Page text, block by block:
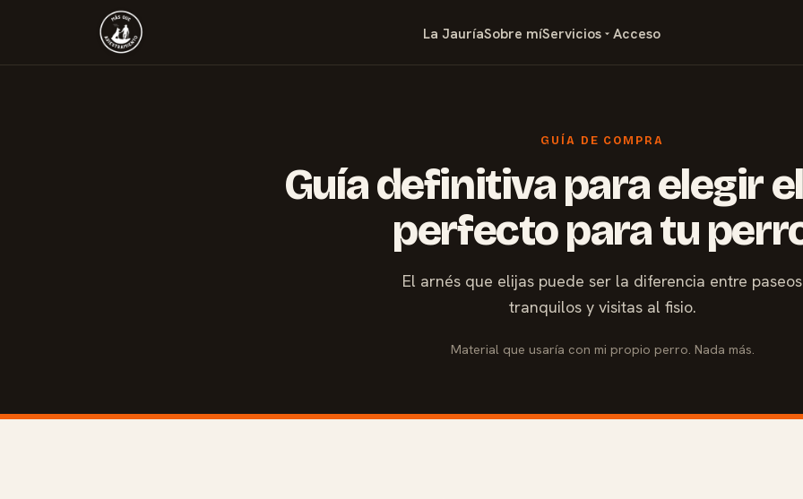
La JauríaSobre míServicios Acceso
GUÍA DE COMPRA
Guía definitiva para elegir
perfecto para tu
El arnés que elijas puede ser la diferencia entre paseos
tranquilos y visitas al fisio.
Material que usaría con mi propio perro. Nada más.